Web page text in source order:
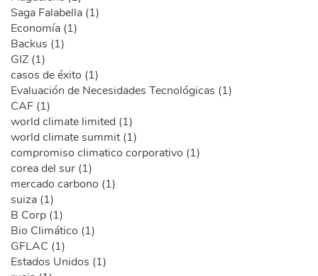
Saga Falabella (1)
Economía (1)
Backus (1)
GIZ (1)
casos de éxito (1)
Evaluación de Necesidades Tecnológicas (1)
CAF (1)
world climate limited (1)
world climate summit (1)
compromiso climatico corporativo (1)
corea del sur (1)
mercado carbono (1)
suiza (1)
B Corp (1)
Bio Climático (1)
GFLAC (1)
Estados Unidos (1)